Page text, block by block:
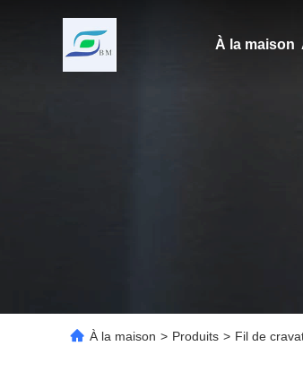
À la maison
À la maison > Produits > Fil de